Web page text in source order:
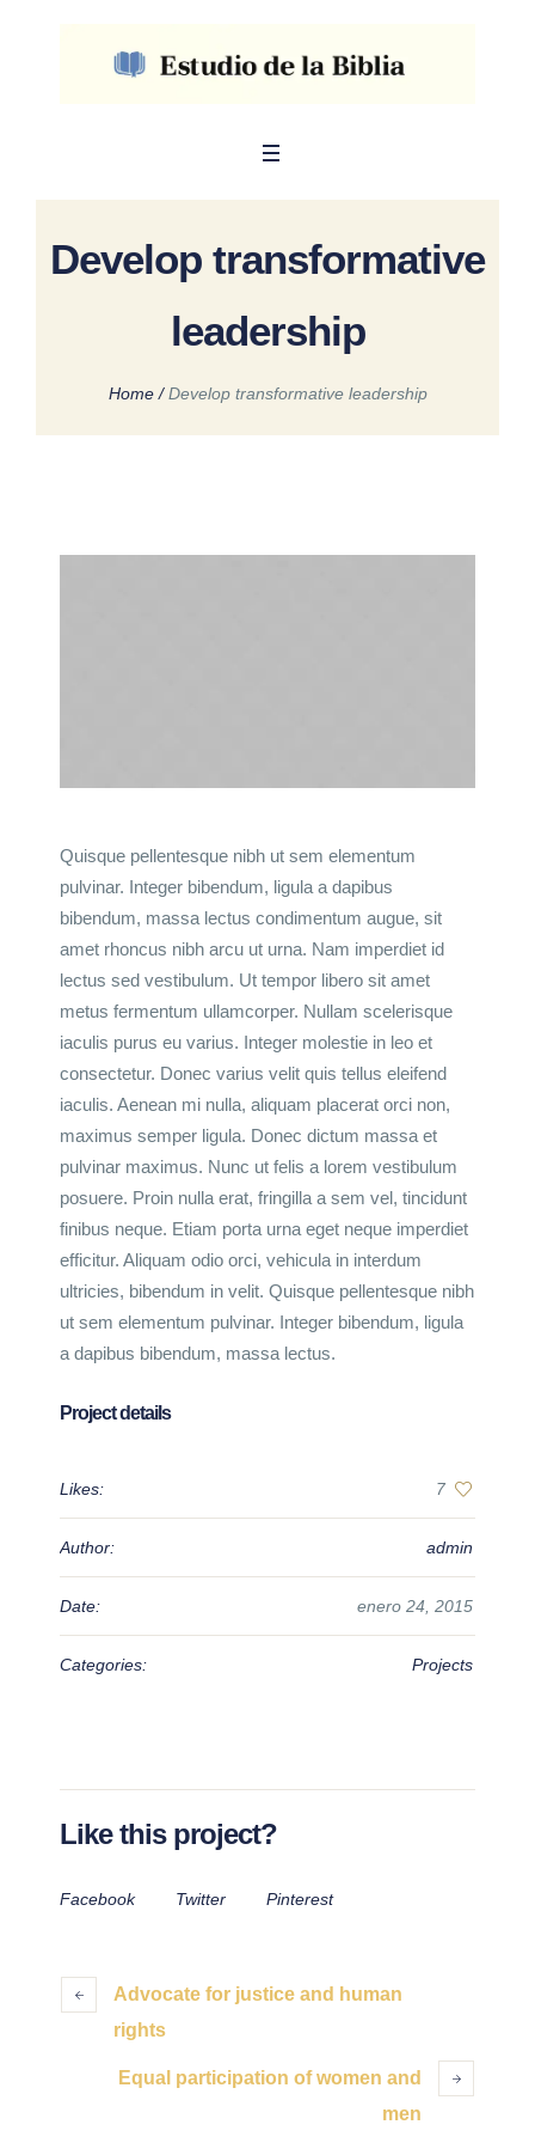
Develop transformative
leadership
Home /Develop transformative leadership
Quisque pellentesque nibh ut sem elementum
pulvinar. Integer bibendum, ligula a dapibus
bibendum, massa lectus condimentum augue, sit
amet rhoncus nibh arcu ut urna. Nam imperdiet id
lectus sed vestibulum. Ut tempor libero sit amet
metus fermentum ullamcorper. Nullam scelerisque
iaculis purus eu varius. Integer molestie in leo et
consectetur. Donec varius velit quis tellus eleifend
iaculis. Aenean mi nulla, aliquam placerat orci non,
maximus semper ligula. Donec dictum massa et
pulvinar maximus. Nunc ut felis a lorem vestibulum
posuere. Proin nulla erat, fringilla a sem vel, tincidunt
finibus neque. Etiam porta urna eget neque imperdiet
efficitur. Aliquam odio orci, vehicula in interdum
ultricies, bibendum in velit. Quisque pellentesque nibh
ut sem elementum pulvinar. Integer bibendum, ligula
a dapibus bibendum, massa lectus.
Project details
Likes: 7
Author: admin
Date: enero 24, 2015
Categories: Projects
Like this project?
Facebook Twitter Pinterest
Advocate for justice and human
rights
Equal participation of women and
men